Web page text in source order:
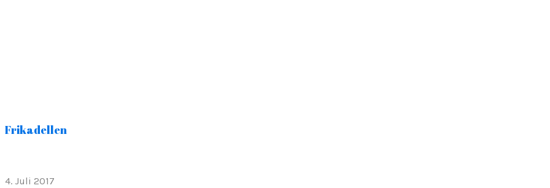
Frikadellen
4. Juli 2017